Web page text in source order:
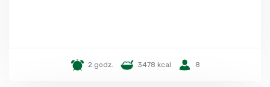
2 godz. 3478 kcal 8